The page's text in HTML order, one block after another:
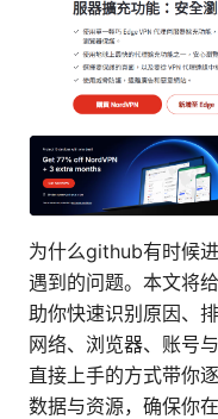
为什么github有时候
遇到的问题。本文将
助你快速识别原因、
网络、浏览器、账号
直接上手的方式带你
数据与资源，确保你